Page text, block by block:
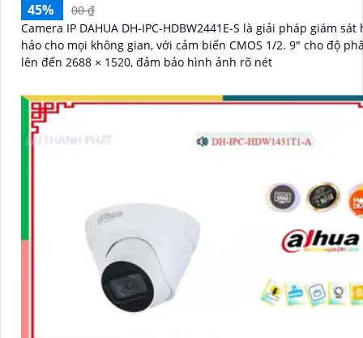
45%
00 ₫
Camera IP DAHUA DH-IPC-HDBW2441E-S là giải pháp giám sát
hảo cho mọi không gian, với cảm biến CMOS 1/2. 9" cho độ phân giải
lên đến 2688 × 1520, đảm bảo hình ảnh rõ nét